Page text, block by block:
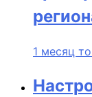
1 месяц